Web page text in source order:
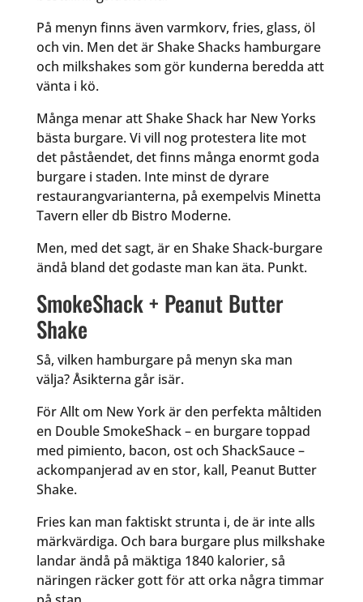
På menyn finns även varmkorv, fries, glass, öl
och vin. Men det är Shake Shacks hamburgare
och milkshakes som gör kunderna beredda att
vänta i kö.
Många menar att Shake Shack har New Yorks
bästa burgare. Vi vill nog protestera lite mot
det påståendet, det finns många enormt goda
burgare i staden. Inte minst de dyrare
restaurangvarianterna, på exempelvis Minetta
Tavern eller db Bistro Moderne.
Men, med det sagt, är en Shake Shack-burgare
ändå bland det godaste man kan äta. Punkt.
SmokeShack + Peanut Butter
Shake
Så, vilken hamburgare på menyn ska man
välja? Åsikterna går isär.
För Allt om New York är den perfekta måltiden
en Double SmokeShack – en burgare toppad
med pimiento, bacon, ost och ShackSauce –
ackompanjerad av en stor, kall, Peanut Butter
Shake.
Fries kan man faktiskt strunta i, de är inte alls
märkvärdiga. Och bara burgare plus milkshake
landar ändå på mäktiga 1840 kalorier, så
näringen räcker gott för att orka några timmar